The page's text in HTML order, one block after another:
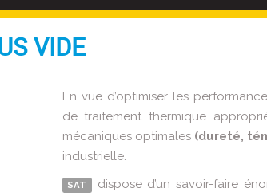
VIDE
En vue d’optimiser les
de traitement thermique
mécaniques optimales (dureté,
industrielle.
SAT
dispose d’un savoir-faire